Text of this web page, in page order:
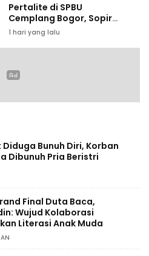
Pertalite di SPBU
Cemplang Bogor, Sopir
Luka Bakar
1 hari yang lalu
Bunuh Diri, Korban
Dibunuh Pria Beristri
Final Duta Baca,
Wujud Kolaborasi
Literasi Anak Muda